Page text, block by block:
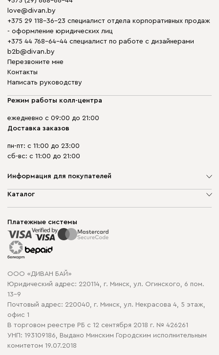
love@divan.by
+375 29 118-36-23 специалист отдела корпоративных продаж
- оформление юридических лиц
+375 44 768-64-44 специалист по работе с дизайнерами
b2b@divan.by
Перезвоните мне
Контакты
Написать руководству
Режим работы колл-центра
ежедневно с 09:00 до 21:00
Доставка заказов
пн-пт: с 11:00 до 23:00
сб-вс: с 11:00 до 21:00
Информация для покупателей
О компании
Способы оплаты
Рассрочка и кредит
Гарантия
Карта сайта
Политика конфиденциальности
Политика в отношении обработки cookie
Каталог
Корпусная мебель
Распродажа мебели
Платежные системы
ООО «ДИВАН БАЙ»
Юридический адрес: 220114, г. Минск, ул. Огинского, 6 пом.
13-9
Почтовый адрес: 220040, г. Минск, ул. Некрасова 4, 5 этаж,
офис 1
В торговом реестре РБ с 12 сентября 2018 г. № 426261
УНП: 193109186, Выдано Минским Городским исполнительным
комитетом 19.07.2018